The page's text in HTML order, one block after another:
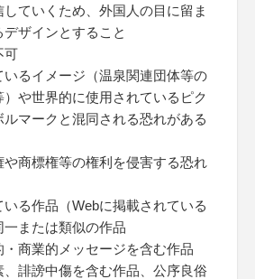
ていくため、外国人の目に留ま
ザインとすること
可
いるイメージ（温泉関連団体等の
や世界的に使用されているピク
ルマークと混同される恐れがある
や商標権等の権利を侵害する恐れ
いる作品（Webに掲載されている
または類似の作品
・商業的メッセージを含む作品
、誹謗中傷を含む作品、公序良俗